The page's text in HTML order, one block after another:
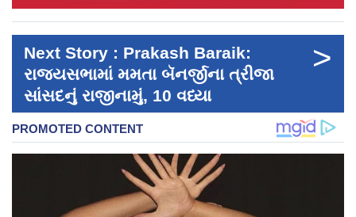
Next Story : Prakash Baraik:
રાજ્યસભામાં મમતા બૅનર્જીના ત્રીજા
સાંસદનું રાજીનામું, 10 વધ્યા
>